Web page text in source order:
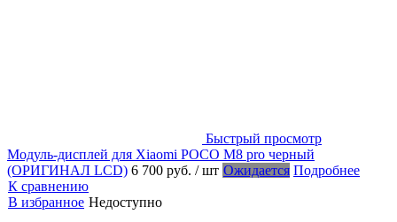
Быстрый просмотр
Модуль-дисплей для Xiaomi POCO M8 pro черный
(ОРИГИНАЛ LCD) 6 700 руб. / шт Ожидается Подробнее
К сравнению
В избранное Недоступно